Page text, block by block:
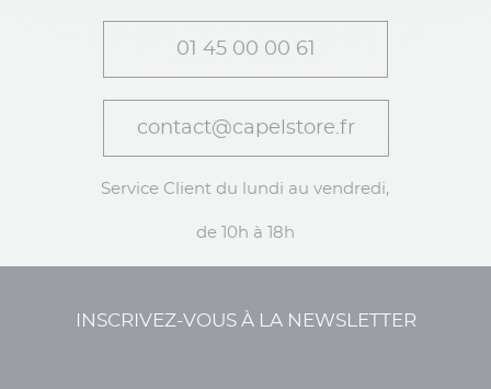
01 45 00 00 61
contact@capelstore.fr
Service Client du lundi au vendredi,
de 10h à 18h
INSCRIVEZ-VOUS À LA NEWSLETTER